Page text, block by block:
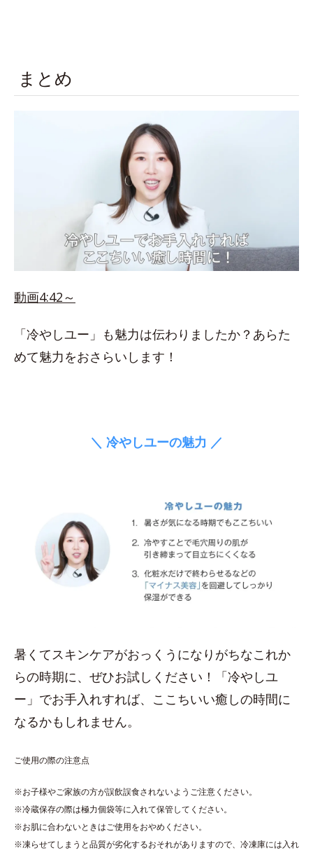
まとめ
動画4:42～
「冷やしユー」も魅力は伝わりましたか？あらた
めて魅力をおさらいします！
＼ 冷やしユーの魅力 ／
暑くてスキンケアがおっくうになりがちなこれか
らの時期に、ぜひお試しください！「冷やしユ
ー」でお手入れすれば、ここちいい癒しの時間に
なるかもしれません。
ご使用の際の注意点
※お子様やご家族の方が誤飲誤食されないようご注意ください。
※冷蔵保存の際は極力個袋等に入れて保管してください。
※お肌に合わないときはご使用をおやめください。
※凍らせてしまうと品質が劣化するおそれがありますので、冷凍庫には入れ